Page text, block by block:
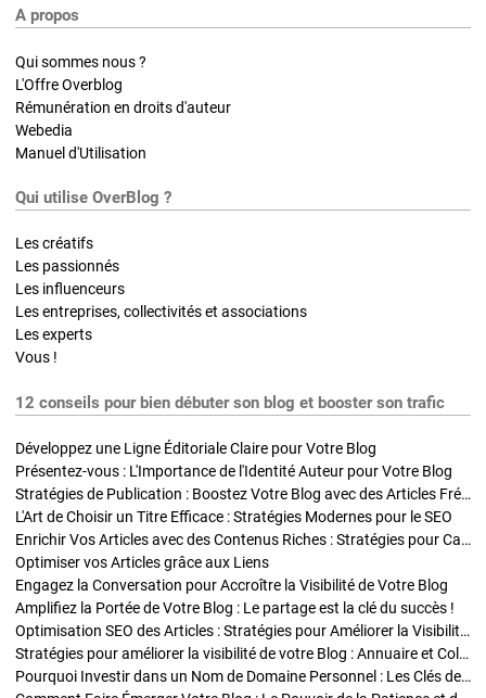
A propos
Qui sommes nous ?
L'Offre Overblog
Rémunération en droits d'auteur
Webedia
Manuel d'Utilisation
Qui utilise OverBlog ?
Les créatifs
Les passionnés
Les influenceurs
Les entreprises, collectivités et associations
Les experts
Vous !
12 conseils pour bien débuter son blog et booster son trafic
Développez une Ligne Éditoriale Claire pour Votre Blog
Présentez-vous : L'Importance de l'Identité Auteur pour Votre Blog
Stratégies de Publication : Boostez Votre Blog avec des Articles Fréquents et Exclusifs
L'Art de Choisir un Titre Efficace : Stratégies Modernes pour le SEO
Enrichir Vos Articles avec des Contenus Riches : Stratégies pour Captiver et Optimiser
Optimiser vos Articles grâce aux Liens
Engagez la Conversation pour Accroître la Visibilité de Votre Blog
Amplifiez la Portée de Votre Blog : Le partage est la clé du succès !
Optimisation SEO des Articles : Stratégies pour Améliorer la Visibilité de Votre Blog
Stratégies pour améliorer la visibilité de votre Blog : Annuaire et Collaborations
Pourquoi Investir dans un Nom de Domaine Personnel : Les Clés de la Réussite de Votre Blog